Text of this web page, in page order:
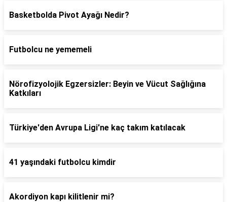
Basketbolda Pivot Ayağı Nedir?
Futbolcu ne yememeli
Nörofizyolojik Egzersizler: Beyin ve Vücut Sağlığına
Katkıları
Türkiye'den Avrupa Ligi'ne kaç takım katılacak
41 yaşındaki futbolcu kimdir
Akordiyon kapı kilitlenir mi?